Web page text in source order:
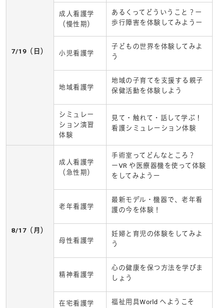
7/19（日）
成人看護学
（慢性期）
あるくってどういうこと？ー
歩行障害を体験してみようー
小児看護学
子どもの世界を体験してみよ
う
地域看護学
地域の子育てを支援する親子
保健活動を体験しよう
シミュレー
ション演習
体験
見て・触れて・話して学ぶ！
看護シミュレーション体験
8/17（月）
成人看護学
（急性期）
手術室ってどんなところ？
ーVR や医療器機を使って体験
をしてみようー
老年看護学
最新モデル・機器で、老年看
護の今を体験！
母性看護学
妊婦と育児の体験をしてみよ
う
精神看護学
心の健康を保つ方法を学びま
しょう
在宅看護学 福祉用具World へようこそ